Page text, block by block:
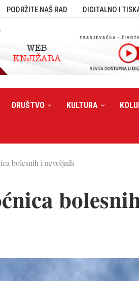
PODRŽITE NAŠ RAD DIGITALNO I
DRUŠTVO KULTURA
bolesnih i nevoljnih